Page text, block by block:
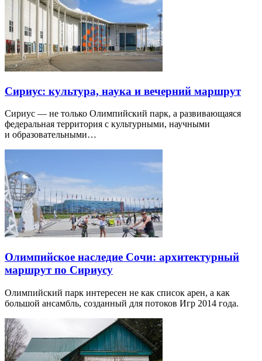
Сириус: культура, наука и вечерний маршрут
Сириус — не только Олимпийский парк, а развивающаяся
федеральная территория с культурными, научными
и образовательными…
Олимпийское наследие Сочи: архитектурный
маршрут по Сириусу
Олимпийский парк интересен не как список арен, а как
большой ансамбль, созданный для потоков Игр 2014 года.